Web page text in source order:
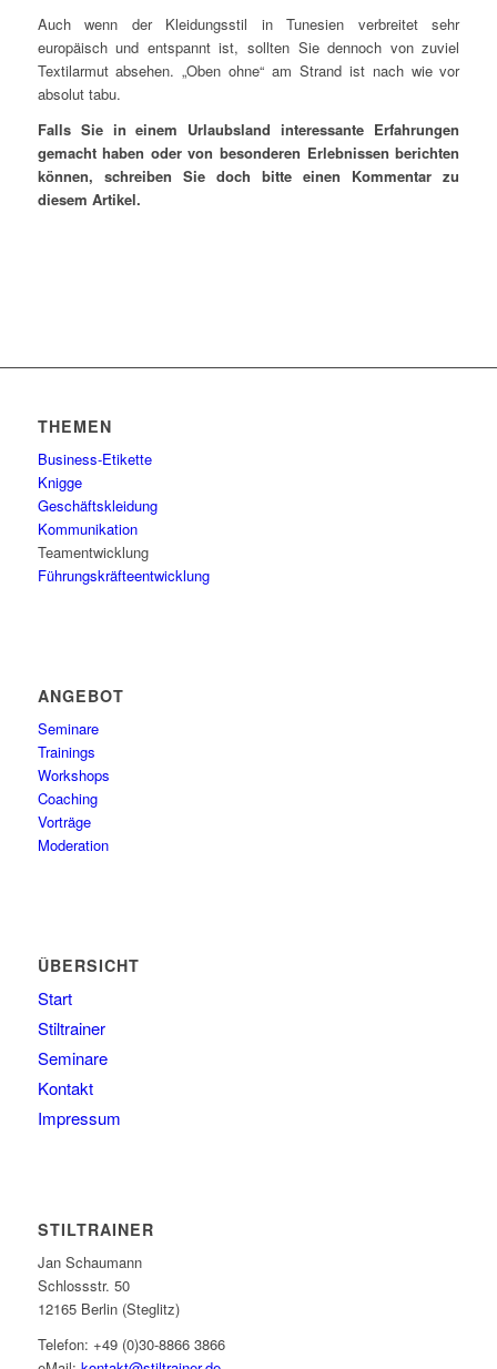
Auch wenn der Kleidungsstil in Tunesien verbreitet sehr
europäisch und entspannt ist, sollten Sie dennoch von zuviel
Textilarmut absehen. „Oben ohne“ am Strand ist nach wie vor
absolut tabu.
Falls Sie in einem Urlaubsland interessante Erfahrungen
gemacht haben oder von besonderen Erlebnissen berichten
können, schreiben Sie doch bitte einen Kommentar zu
diesem Artikel.
THEMEN
Business-Etikette
Knigge
Geschäftskleidung
Kommunikation
Teamentwicklung
Führungskräfteentwicklung
ANGEBOT
Seminare
Trainings
Workshops
Coaching
Vorträge
Moderation
ÜBERSICHT
Start
Stiltrainer
Seminare
Kontakt
Impressum
STILTRAINER
Jan Schaumann
Schlossstr. 50
12165 Berlin (Steglitz)
Telefon: +49 (0)30-8866 3866